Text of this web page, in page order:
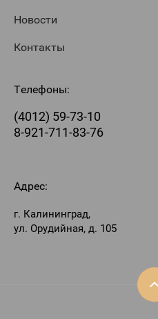
Новости
Контакты
Телефоны:
(4012) 59-73-10
8-921-711-83-76
Адрес:
г. Калининград,
ул. Орудийная, д. 105